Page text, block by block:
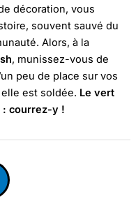
décoration, vous
souvent sauvé du
Alors, à la
, munissez-vous de
peu de place sur vos
est soldée. Le vert
: courrez-y !